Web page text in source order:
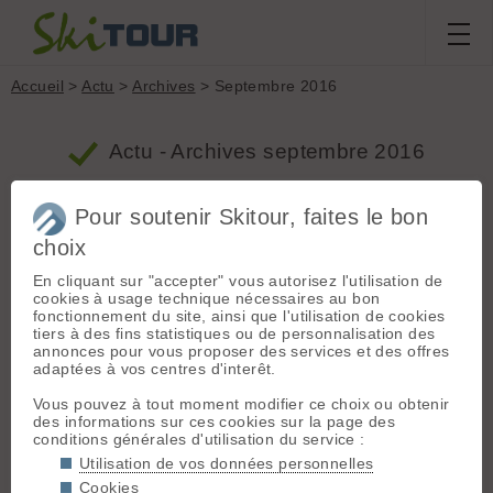
Accueil > Actu > Archives > Septembre 2016
Actu - Archives septembre 2016
9 votes
Soirée du 5 octobre, en Meije
www.refugedupromontoire.com :: 1102 vus :: 259 clics ::
1 commentaires::Agenda
Même un 5 octobre au soir,
on peut passer en bon moment
presque... en Meije !
le mercredi 5 octobre :
"L'Oisans haut lieu de l'alpinisme" à l'occasion des
50 ans du Promontoire
A découvrir ici :
Pour soutenir Skitour, faites le bon
choix
En cliquant sur "accepter" vous autorisez l'utilisation de
cookies à usage technique nécessaires au bon
fonctionnement du site, ainsi que l'utilisation de cookies
tiers à des fins statistiques ou de personnalisation des
annonces pour vous proposer des services et des offres
adaptées à vos centres d'interêt.
Vous pouvez à tout moment modifier ce choix ou obtenir
des informations sur ces cookies sur la page des
conditions générales d'utilisation du service :
Utilisation de vos données personnelles
Cookies